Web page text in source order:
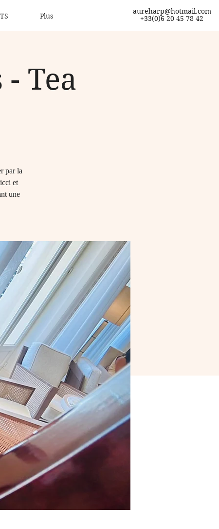
Plus
aureharp@hotmail.com
+33(0)6 20 45 78 42
Tea
par la
et
une